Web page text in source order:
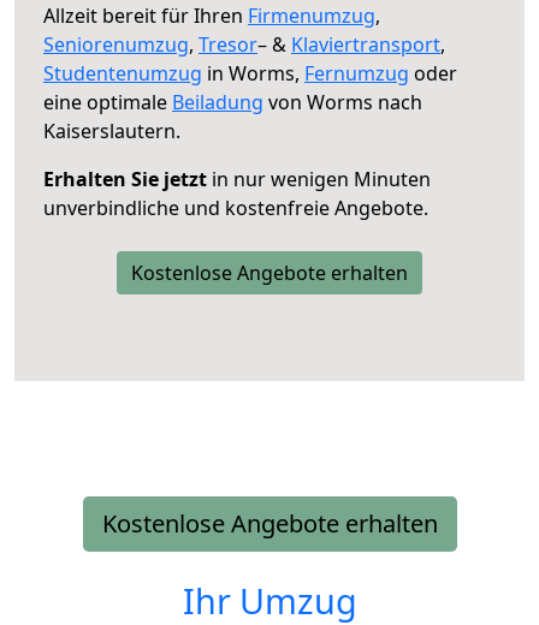
Allzeit bereit für Ihren Firmenumzug,
Seniorenumzug, Tresor– & Klaviertransport,
Studentenumzug in Worms, Fernumzug oder
eine optimale Beiladung von Worms nach
Kaiserslautern.
Erhalten Sie jetzt in nur wenigen Minuten
unverbindliche und kostenfreie Angebote.
Kostenlose Angebote erhalten
Kostenlose Angebote erhalten
Ihr Umzug